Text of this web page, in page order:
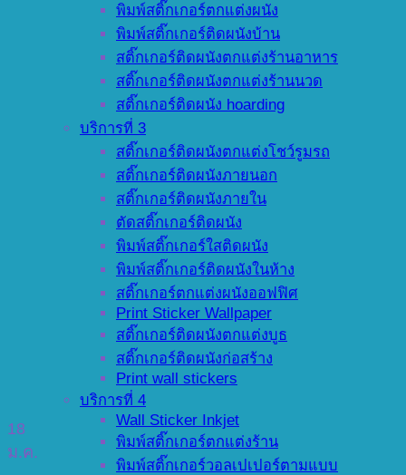
พิมพ์สติ๊กเกอร์ตกแต่งผนัง
พิมพ์สติ๊กเกอร์ติดผนังบ้าน
สติ๊กเกอร์ติดผนังตกแต่งร้านอาหาร
สติ๊กเกอร์ติดผนังตกแต่งร้านนวด
สติ๊กเกอร์ติดผนัง hoarding
บริการที่ 3
สติ๊กเกอร์ติดผนังตกแต่งโชว์รูมรถ
สติ๊กเกอร์ติดผนังภายนอก
สติ๊กเกอร์ติดผนังภายใน
ตัดสติ๊กเกอร์ติดผนัง
พิมพ์สติ๊กเกอร์ใสติดผนัง
พิมพ์สติ๊กเกอร์ติดผนังในห้าง
สติ๊กเกอร์ตกแต่งผนังออฟฟิศ
Print Sticker Wallpaper
สติ๊กเกอร์ติดผนังตกแต่งบูธ
สติ๊กเกอร์ติดผนังก่อสร้าง
Print wall stickers
บริการที่ 4
Wall Sticker Inkjet
พิมพ์สติ๊กเกอร์ตกแต่งร้าน
พิมพ์สติ๊กเกอร์วอลเปเปอร์ตามแบบ
18
ม.ค.